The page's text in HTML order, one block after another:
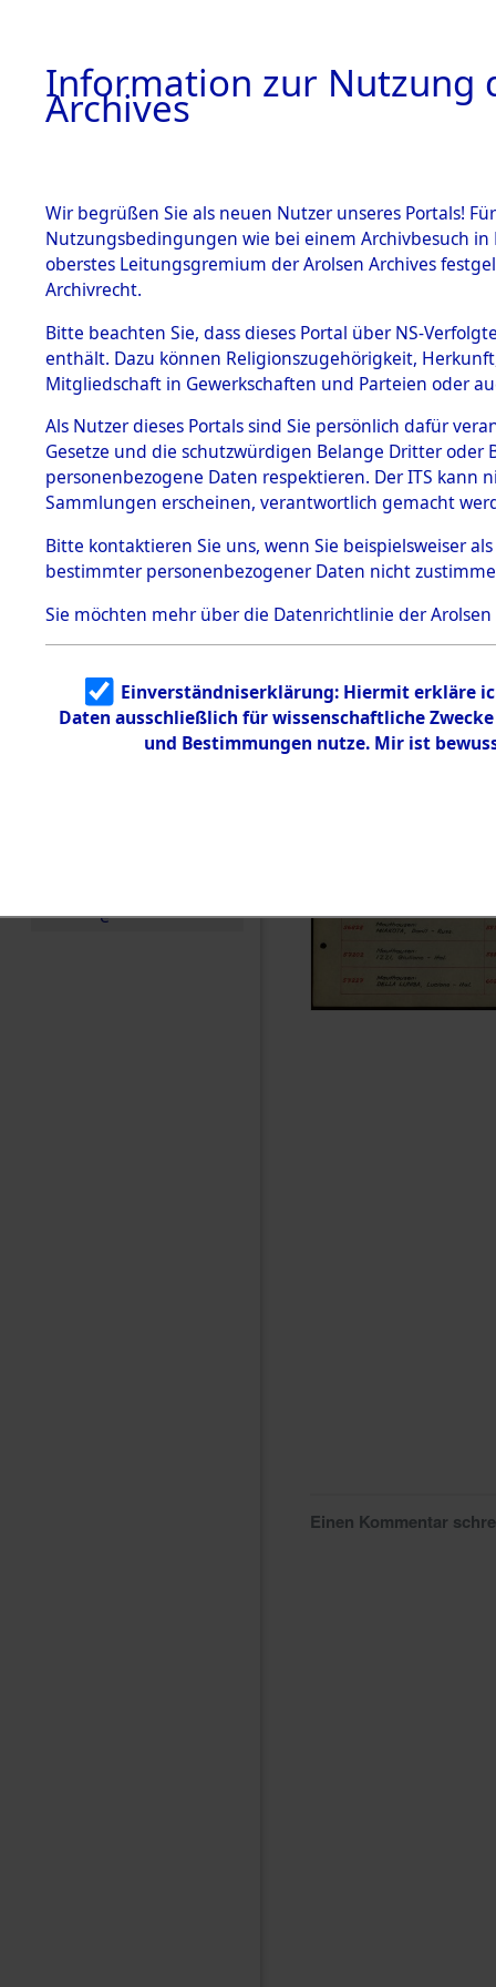
BESTÄNDE
1.
mente
5. Verschiedenes
5.3
Todesmärsche
5.3.1 Alliierte
Erhebungen
zu
Todesmärsch
en
5.3.2
Identifizierun
g
5.3.3
Todesmärsch
e
Dead -
Branch -
0009
Einen Kommentar
Information zur Nutzung
Archives
Wir begrüßen Sie als neuen Nutzer unseres Portals!
Nutzungsbedingungen wie bei einem Archivbesuch
oberstes Leitungsgremium der Arolsen Archives
Archivrecht.
Bitte beachten Sie, dass dieses Portal über NS-
enthält. Dazu können Religionszugehörigkeit,
Mitgliedschaft in Gewerkschaften und Parteien oder
Als Nutzer dieses Portals sind Sie persönlich dafür
Gesetze und die schutzwürdigen Belange Dritter
personenbezogene Daten respektieren. Der ITS
Sammlungen erscheinen, verantwortlich gemacht
Bitte kontaktieren Sie uns, wenn Sie beispielsweiser
bestimmter personenbezogener Daten nicht
Sie möchten mehr über die Datenrichtlinie der Arolsen
Einverständniserklärung: Hiermit erkläre
Daten ausschließlich für wissenschaftliche
und Bestimmungen nutze. Mir ist